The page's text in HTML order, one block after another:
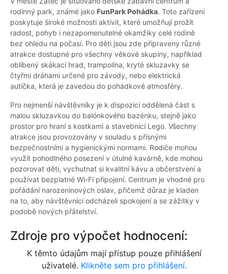
rodinný park, známé jako FunPark Pohádka. Toto zařízení
poskytuje široké možnosti aktivit, které umožňují prožít
radost, pohyb i nezapomenutelné okamžiky celé rodině
bez ohledu na počasí. Pro děti jsou zde připraveny různé
atrakce dostupné pro všechny věkové skupiny, například
oblíbený skákací hrad, trampolína, kryté skluzavky se
čtyřmi dráhami určené pro závody, nebo elektrická
autíčka, která je zavedou do pohádkové atmosféry.
Pro nejmenší návštěvníky je k dispozici oddělená část s
malou skluzavkou do balónkového bazénku, stejně jako
prostor pro hraní s kostkami a stavebnicí Lego. Všechny
atrakce jsou provozovány v souladu s přísnými
bezpečnostními a hygienickými normami. Rodiče mohou
využít pohodlného posezení v útulné kavárně, kde mohou
pozorovat děti, vychutnat si kvalitní kávu a občerstvení a
používat bezplatné Wi-Fi připojení. Centrum je vhodné pro
pořádání narozeninových oslav, přičemž důraz je kladen
na to, aby návštěvníci odcházeli spokojení a se zážitky v
podobě nových přátelství.
Zdroje pro výpočet hodnocení:
K těmto údajům mají přístup pouze přihlášení
uživatelé. Klikněte sem pro přihlášení.